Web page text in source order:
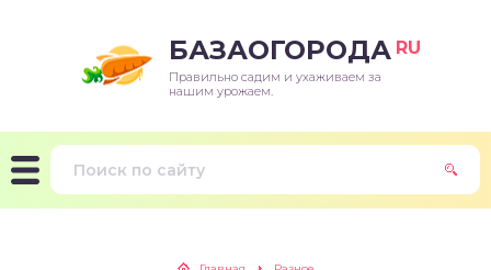
БАЗАОГОРОДА RU
Правильно садим и ухаживаем за
нашим урожаем.